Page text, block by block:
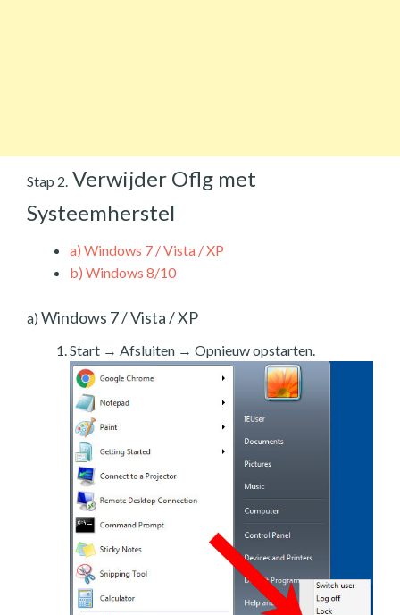
Stap 2. Verwijder Oflg met
Systeemherstel
a) Windows 7 / Vista / XP
b) Windows 8/10
a) Windows 7 / Vista / XP
Start → Afsluiten → Opnieuw opstarten.